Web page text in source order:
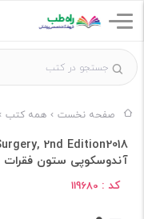
صفحه نخست همه کتب
آندوسکوپی ستون فقرات
کد : 119680